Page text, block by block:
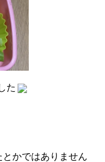
た
かではありません